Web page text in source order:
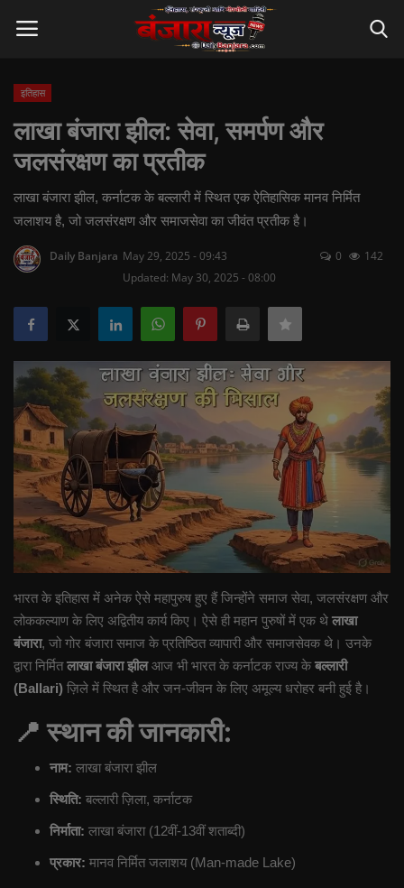
Home
Contact
ताज्या बातम्या
संस्कृती व परंपरा
राजकारण
इतिहास
यशोगाथा
मनोरंजन
कार्यक्रम
समीक्षा
फोटो गॅलरी
इतिहास
लाखा बंजारा झील: सेवा, समर्पण और
जलसंरक्षण का प्रतीक
लाखा बंजारा झील, कर्नाटक के बल्लारी में स्थित एक ऐतिहासिक मानव निर्मित
जलाशय है, जो जलसंरक्षण और समाजसेवा का जीवंत प्रतीक है।
Daily Banjara May 29, 2025 - 09:43
Updated: May 30, 2025 - 08:00
0 142
भारत के इतिहास में अनेक ऐसे महापुरुष हुए हैं जिन्होंने समाज सेवा, जलसंरक्षण और
लोककल्याण के लिए अद्वितीय कार्य किए। ऐसे ही महान पुरुषों में एक थे लाखा
बंजारा, जो गोर बंजारा समाज के प्रतिष्ठित व्यापारी और समाजसेवक थे। उनके
द्वारा निर्मितलाखा बंजारा झीलआज भी भारत के कर्नाटक राज्य केबल्लारी
(Ballari) ज़िले में स्थित है और जन-जीवन के लिए अमूल्य धरोहर बनी हुई है।
📍स्थान की जानकारी:
नाम: लाखा बंजारा झील
स्थिति: बल्लारी ज़िला, कर्नाटक
निर्माता: लाखा बंजारा (12वीं-13वीं शताब्दी)
प्रकार: मानव निर्मित जलाशय (Man-made Lake)